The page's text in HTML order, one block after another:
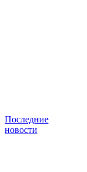
Последние
новости